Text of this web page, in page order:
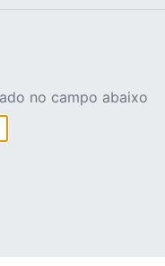
no campo abaixo